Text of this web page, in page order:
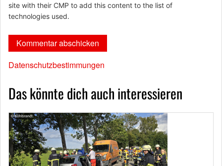
site with their CMP to add this content to the list of
technologies used.
Datenschutzbestimmungen
Das könnte dich auch interessieren